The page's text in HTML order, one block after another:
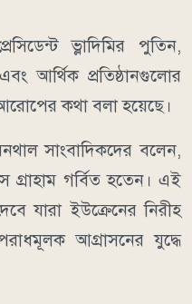
ভ্লাদিমির পুতিন,
আর্থিক প্রতিষ্ঠানগুলোর
কথা বলা হয়েছে।
সাংবাদিকদের বলেন,
গ্রাহাম গর্বিত হতেন। এই
যারা ইউক্রেনের নিরীহ
আগ্রাসনের যুদ্ধে